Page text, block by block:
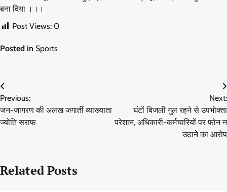
बना दिया ।।।
Post Views: 0
Posted in Sports
Post
navigation
Previous:
जन-जागरण की अलख जगातीं व्याख्याता
ज्योति सराफ
Next:
घंटों बिजली गुल रहने से उपभोक्ता
परेशान, अधिकारी-कर्मचारियों पर फोन न
उठाने का आरोप
Related Posts